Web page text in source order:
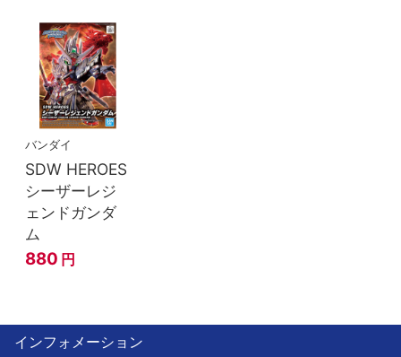
バンダイ
SDW HEROES
シーザーレジ
ェンドガンダ
ム
880 円
インフォメーション